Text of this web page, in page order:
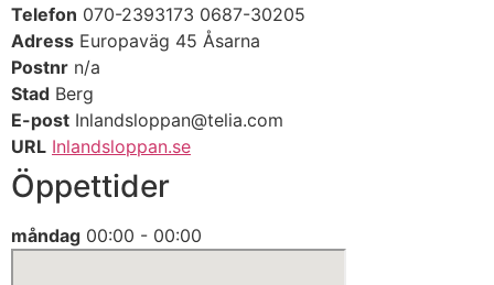
Telefon 070-2393173 0687-30205
Adress Europaväg 45 Åsarna
Postnr n/a
Stad Berg
E-post Inlandsloppan@telia.com
URL Inlandsloppan.se
Öppettider
måndag 00:00 - 00:00